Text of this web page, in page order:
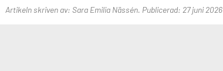
Artikeln skriven av: Sara Emilia Nässén. Publicerad: 27 juni 2026